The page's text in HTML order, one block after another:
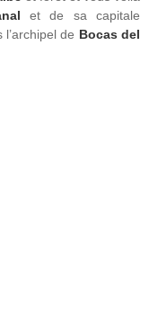
et de sa capitale
l’archipel de Bocas del